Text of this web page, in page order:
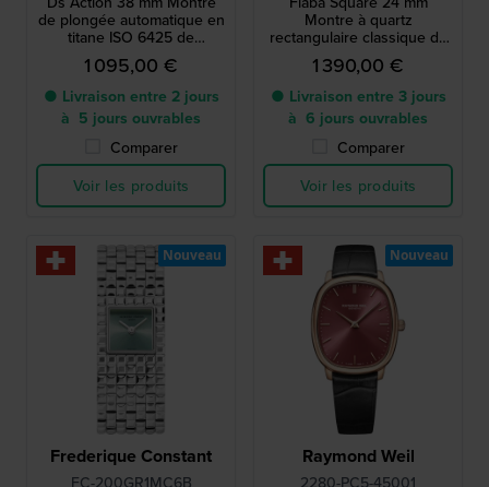
de plongée automatique en
titane ISO 6425 de
fabrication suisse
1 095,00 €
● Livraison entre 2 jours
à 5 jours ouvrables
Comparer
Voir les produits
Montre à quartz
rectangulaire classique de
fabrication suisse avec
index romains
1 390,00 €
● Livraison entre 3 jours
à 6 jours ouvrables
Comparer
Voir les produits
Frederique Constant
Nouveau
Raymond Weil
Nouveau